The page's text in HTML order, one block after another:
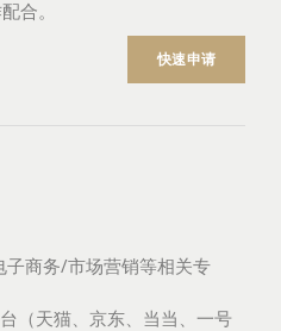
合。
快速申请
子商务/市场营销等相关专
（天猫、京东、当当、一号